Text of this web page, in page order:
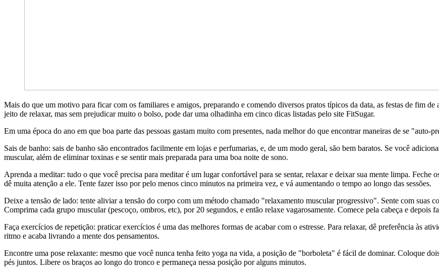
Mais do que um motivo para ficar com os familiares e amigos, preparando e comendo diversos pratos típicos da data, as festas de fim
jeito de relaxar, mas sem prejudicar muito o bolso, pode dar uma olhadinha em cinco dicas listadas pelo site FitSugar.
Em uma época do ano em que boa parte das pessoas gastam muito com presentes, nada melhor do que encontrar maneiras de se
Sais de banho: sais de banho são encontrados facilmente em lojas e perfumarias, e, de um modo geral, são bem baratos. Se você
muscular, além de eliminar toxinas e se sentir mais preparada para uma boa noite de sono.
Aprenda a meditar: tudo o que você precisa para meditar é um lugar confortável para se sentar, relaxar e deixar sua mente limpa. Feche
dê muita atenção a ele. Tente fazer isso por pelo menos cinco minutos na primeira vez, e vá aumentando o tempo ao longo das sessões.
Deixe a tensão de lado: tente aliviar a tensão do corpo com um método chamado "relaxamento muscular progressivo". Sente com suas
Comprima cada grupo muscular (pescoço, ombros, etc), por 20 segundos, e então relaxe vagarosamente. Comece pela cabeça e depois
Faça exercícios de repetição: praticar exercícios é uma das melhores formas de acabar com o estresse. Para relaxar, dê preferência às
ritmo e acaba livrando a mente dos pensamentos.
Encontre uma pose relaxante: mesmo que você nunca tenha feito yoga na vida, a posição de "borboleta" é fácil de dominar. Coloque
pés juntos. Libere os braços ao longo do tronco e permaneça nessa posição por alguns minutos.